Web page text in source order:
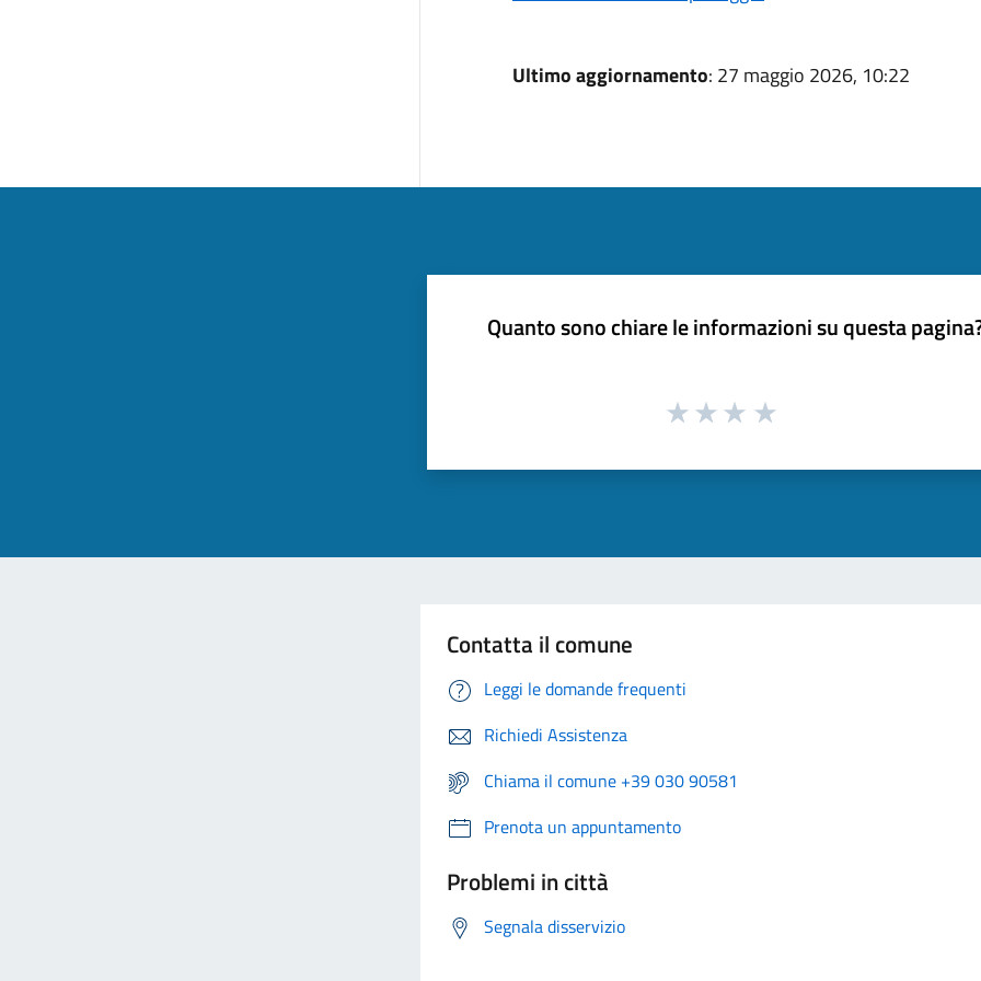
Ultimo aggiornamento: 27 maggio 2026, 10:22
Quanto sono chiare le informazioni su questa
Contatta il comune
Leggi le domande frequenti
Richiedi Assistenza
Chiama il comune +39 030 90581
Prenota un appuntamento
Problemi in città
Segnala disservizio